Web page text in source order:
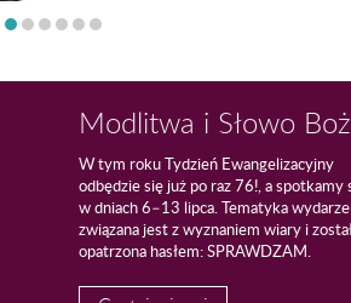
Modlitwa i Słowo
W tym roku Tydzień Ewangelizacyjny
odbędzie się już po raz 76!, a spotkamy
w dniach 6–13 lipca. Tematyka
związana jest z wyznaniem wiary i
opatrzona hasłem: SPRAWDZAM.